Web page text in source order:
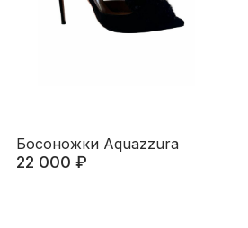
Босоножки Aquazzura
22 000 ₽